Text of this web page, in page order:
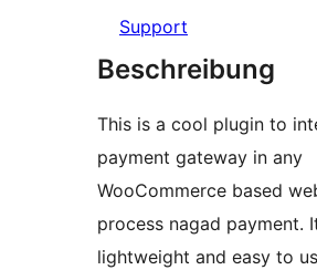
Support
Beschreibung
This is a cool plugin to
payment gateway in any
WooCommerce based
process nagad payment.
lightweight and easy to